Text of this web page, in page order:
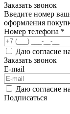
Заказать звонок
Введите номер
оформления
Номер телефона *
Даю согласие на
Заказать звонок
E-mail
Даю согласие на
Подписаться